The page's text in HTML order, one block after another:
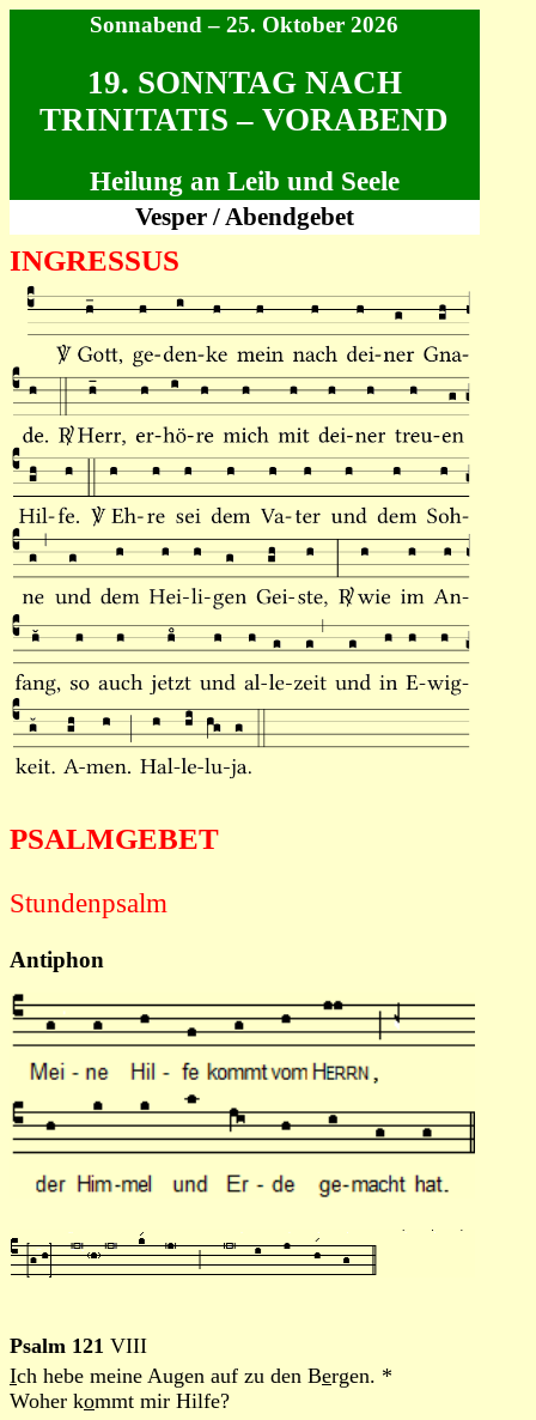
Sonnabend – 25. Oktober 2026
19. SONNTAG NACH
TRINITATIS – VORABEND
Heilung an Leib und Seele
Vesper / Abendgebet
INGRESSUS
PSALMGEBET
Stundenpsalm
Antiphon
Psalm 121 VIII
Ich hebe meine Augen auf zu den Bergen. *
Woher kommt mir Hilfe?